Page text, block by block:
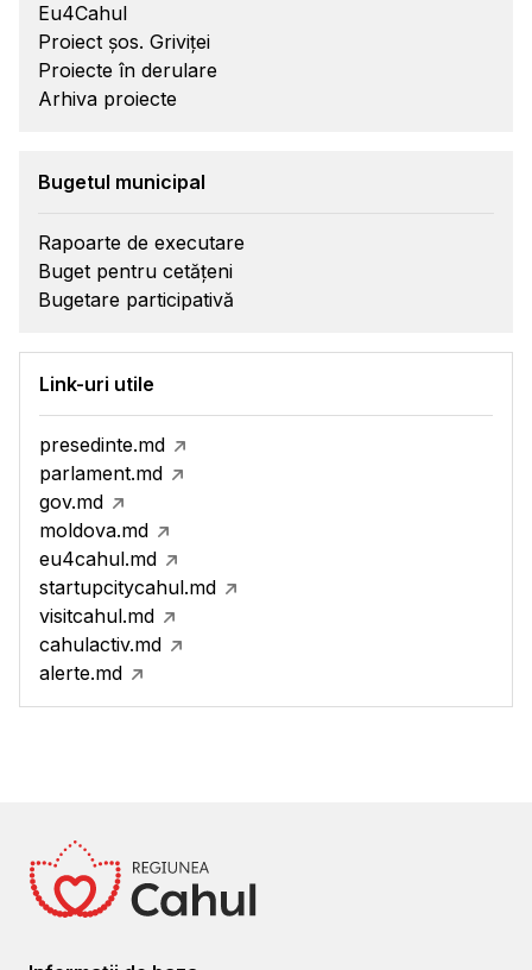
Eu4Cahul
Proiect șos. Griviței
Proiecte în derulare
Arhiva proiecte
Bugetul municipal
Rapoarte de executare
Buget pentru cetățeni
Bugetare participativă
Link-uri utile
presedinte.md
parlament.md
gov.md
moldova.md
eu4cahul.md
startupcitycahul.md
visitcahul.md
cahulactiv.md
alerte.md